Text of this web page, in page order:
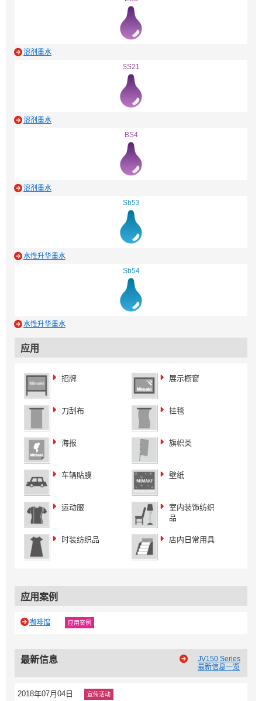
溶剂墨水
SS21
溶剂墨水
BS4
溶剂墨水
Sb53
水性升华墨水
Sb54
水性升华墨水
应用
招牌 展示橱窗
刀刮布 挂毯
海报 旗帜类
车辆貼膜 壁纸
运动服
室内装饰纺织
品
时装纺织品 店内日常用具
应用案例
咖啡馆 应用案例
最新信息
JV150 Series
最新信息一览
2018年07月04日 宣传活动